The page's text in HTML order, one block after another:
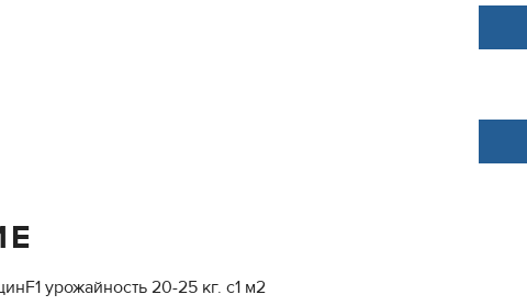
урожайность 20-25 кг. с1 м2